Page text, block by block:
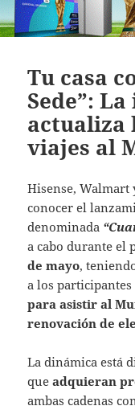
Tu casa
Sede”:
actualiza
viajes al
Hisense, Walmart
conocer el
denominada
a cabo durante el
de mayo,
a los participantes
para asistir al
renovación de
La dinámica está
queadquieran
ambas cadenas